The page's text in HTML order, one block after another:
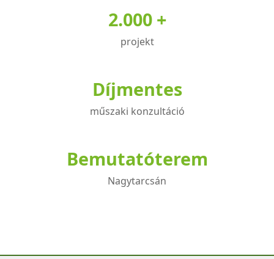
2.000 +
projekt
Díjmentes
műszaki konzultáció
Bemutatóterem
Nagytarcsán